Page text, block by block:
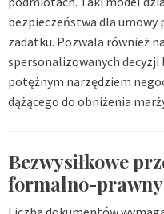
bezpieczeństwa dla umowy
zadatku. Pozwala również
spersonalizowanych
potężnym narzędziem
dążącego do obniżenia
Bezwysiłkowe
formalno-prawny